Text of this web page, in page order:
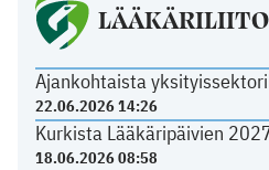
Ajankohtaista
22.06.2026 14:26
Kurkista Lääkäripäivien
18.06.2026 08:58